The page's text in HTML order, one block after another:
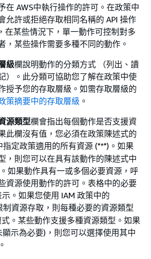
在 AWS中執行操作的許可。在政策中
允許或拒絕存取相同名稱的 API 操作
在某些情況下，單一動作可控制對多
，某些操作需要多種不同的動作。
級欄說明動作的分類方式 （列出、讀
）。此分類可協助您了解在政策中使
授予您的存取層級。如需存取層級的
策摘要中的存取層級 。
源類型欄會指出每個動作是否支援資
此欄沒有值，您必須在政策陳述式的
指定政策適用的所有資源 ("*")。如果
，則您可以在具有該動作的陳述式中
如果動作具有一或多個必要資源，呼
資源使用動作的許可。表格中的必要
。如果您使用 IAM 政策中的
制資源存取，則每種必要的資源類型
。某些動作支援多種資源類型。如果
示為必要)，則您可以選擇使用其中